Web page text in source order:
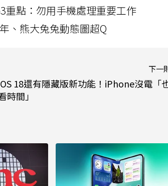
重點：勿用手機處理重要工作
、熊大兔兔動態圖超Q
下一
18還有隱藏版新功能！iPhone沒電「
時間」